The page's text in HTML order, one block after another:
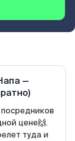
—
цене🙌.
туда и